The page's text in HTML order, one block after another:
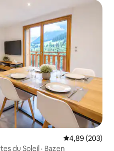
Prosječna
4,89 (203)
du Soleil · Bazen